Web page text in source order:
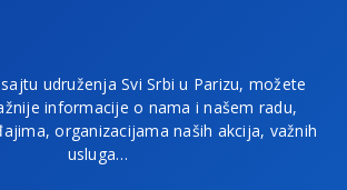
udruženja Svi Srbi u Parizu, možete
informacije o nama i našem radu,
organizacijama naših akcija, važnih
usluga…